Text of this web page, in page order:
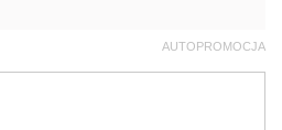
AUTOPROMOCJA